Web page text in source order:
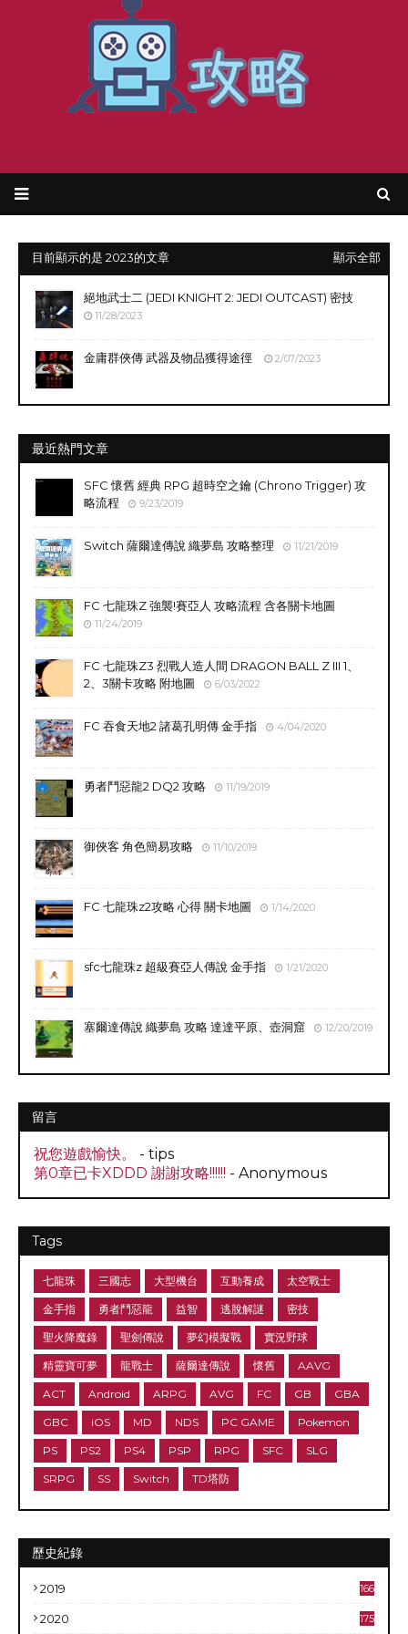
目前顯示的是 2023的文章 顯示全部
絕地武士二 (JEDI KNIGHT 2: JEDI OUTCAST) 密技
11/28/2023
金庸群俠傳 武器及物品獲得途徑 2/07/2023
最近熱門文章
SFC 懷舊 經典 RPG 超時空之鑰 (Chrono Trigger) 攻
略流程
9/23/2019
Switch 薩爾達傳說 織夢島 攻略整理 11/21/2019
FC 七龍珠Z 強襲!賽亞人 攻略流程 含各關卡地圖
11/24/2019
FC 七龍珠Z3 烈戰人造人間 DRAGON BALL Z III 1、
2、3關卡攻略 附地圖
6/03/2022
FC 吞食天地2 諸葛孔明傳 金手指 4/04/2020
勇者鬥惡龍2 DQ2 攻略 11/19/2019
御俠客 角色簡易攻略 11/10/2019
FC 七龍珠z2攻略 心得 關卡地圖 1/14/2020
sfc七龍珠z 超級賽亞人傳說 金手指 1/21/2020
塞爾達傳說 織夢島 攻略 達達平原、壺洞窟 12/20/2019
留言
祝您遊戲愉快。
- tips
第0章已卡XDDD 謝謝攻略!!!!!! - Anonymous
Tags
七龍珠 三國志 大型機台 互動養成 太空戰士
金手指 勇者鬥惡龍 益智 逃脫解謎 密技
聖火降魔錄 聖劍傳說 夢幻模擬戰 實況野球
精靈寶可夢 龍戰士 薩爾達傳說 懷舊 AAVG
ACT Android ARPG AVG FC GB GBA
GBC iOS MD NDS PC GAME Pokemon
PS PS2 PS4 PSP RPG SFC SLG
SRPG SS Switch TD塔防
歷史紀錄
2019 166
2020 175